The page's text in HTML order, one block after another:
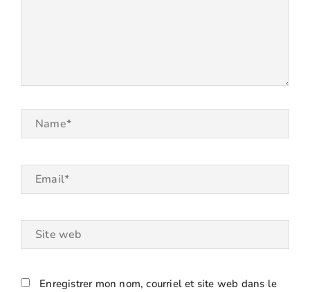
Name*
Email*
Site
Enregistrer mon nom, courriel et site web dans le